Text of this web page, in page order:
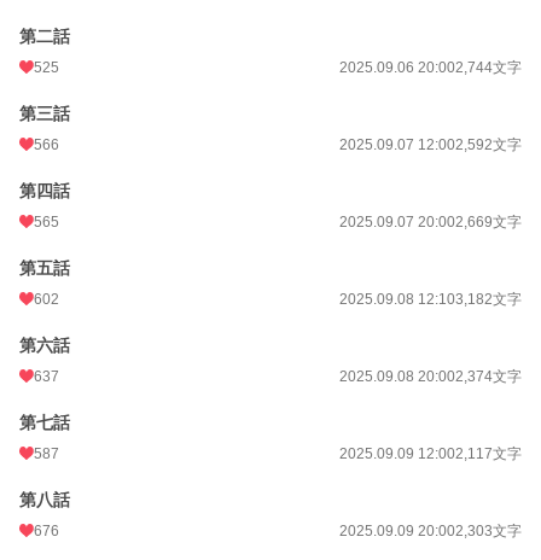
24h.ポイント
文字数
更新日時
初回公開日時
初回完結日時
累計ポイント
第二話
525 2025.09.06 20:002,744文字
第三話
566 2025.09.07 12:002,592文字
第四話
565 2025.09.07 20:002,669文字
第五話
602 2025.09.08 12:103,182文字
第六話
637 2025.09.08 20:002,374文字
第七話
587 2025.09.09 12:002,117文字
第八話
676 2025.09.09 20:002,303文字